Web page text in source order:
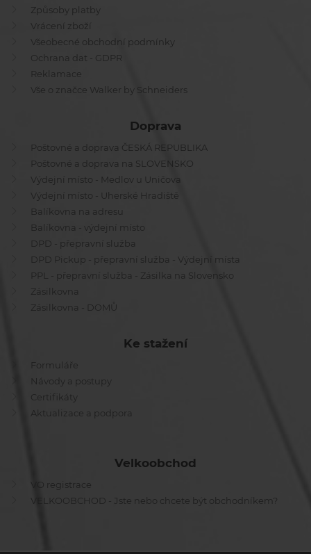
Způsoby platby
Vrácení zboží
Všeobecné obchodní podmínky
Ochrana dat - GDPR
Reklamace
Vše o značce Walker by Schneiders
Doprava
Poštovné a doprava ČESKÁ REPUBLIKA
Poštovné a doprava na SLOVENSKO
Výdejní místo - Medlov u Uničova
Výdejní místo - Uherské Hradiště
Balíkovna na adresu
Balíkovna - výdejní místo
DPD - přepravní služba
DPD Pickup - přepravní služba - Výdejní místa
PPL - přepravní služba - Zásilka na Slovensko
Zásilkovna
Zásilkovna - DOMŮ
Ke stažení
Formuláře
Návody a postupy
Certifikáty
Aktualizace a podpora
Velkoobchod
VO registrace
VELKOOBCHOD - Jste nebo chcete být obchodníkem?